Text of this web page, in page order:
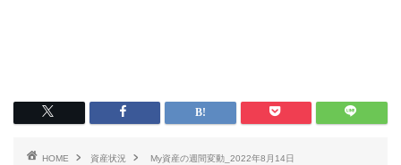
HOME 資産状況 My資産の週間変動_2022年8月14日